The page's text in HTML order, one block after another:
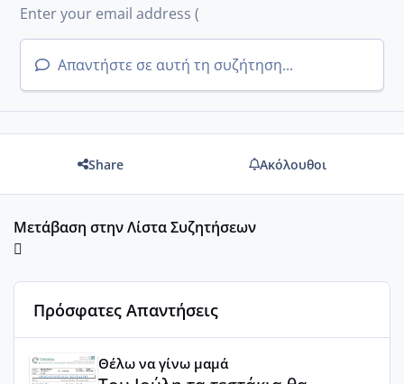
Απαντήστε σε αυτή τη συζήτηση...
Share Ακόλουθοι
Μετάβαση στην Λίστα Συζητήσεων
Πρόσφατες Απαντήσεις
Θέλω να γίνω μαμά